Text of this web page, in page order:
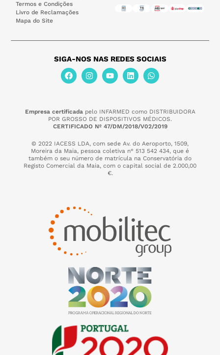
Termos e Condições
Livro de Reclamações
Mapa do Site
SIGA-NOS NAS REDES SOCIAIS
Empresa certificada pelo INFARMED como DISTRIBUIDORA
POR GROSSO DE DISPOSITIVOS MÉDICOS.
CERTIFICADO Nº 47/DM/2018/V02/2019
© 2022 IACESS LDA, com sede Av. do Aeroporto, 1509,
Moreira da Maia, pessoa coletiva n° 513 542 434, que é
também o seu número de matrícula na Conservatória do
Registo Comercial da Maia, com o capital social de 2.000,00
€.